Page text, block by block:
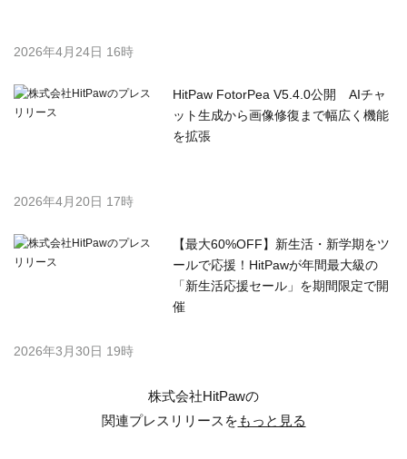
2026年4月24日 16時
HitPaw FotorPea V5.4.0公開 AIチャ
ット生成から画像修復まで幅広く機能
を拡張
2026年4月20日 17時
【最大60%OFF】新生活・新学期をツ
ールで応援！HitPawが年間最大級の
「新生活応援セール」を期間限定で開
催
2026年3月30日 19時
株式会社HitPawの
関連プレスリリースをもっと見る